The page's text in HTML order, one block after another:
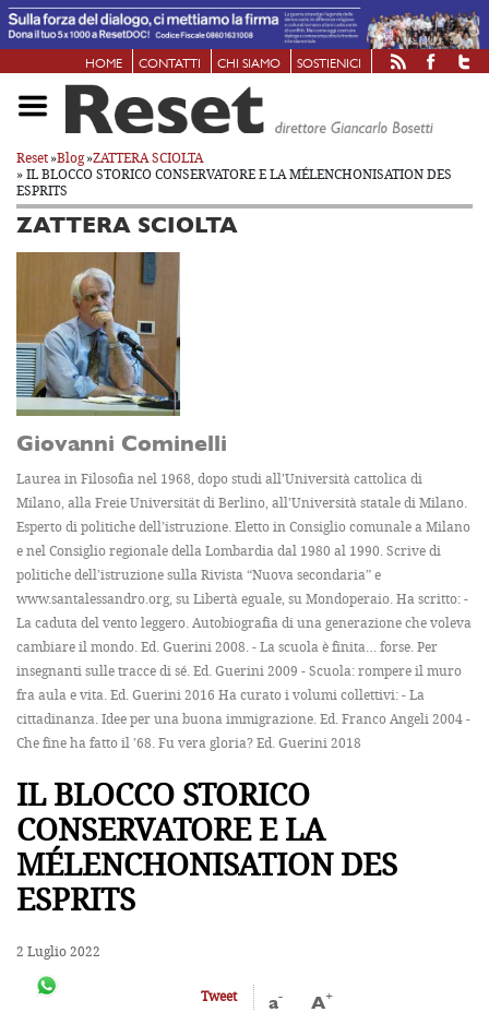
HOME CONTATTI CHI SIAMO SOSTIENICI
Reset»Blog»ZATTERA SCIOLTA
» IL BLOCCO STORICO CONSERVATORE E LA MÉLENCHONISATION DES
ESPRITS
ZATTERA SCIOLTA
Giovanni Cominelli
Laurea in Filosofia nel 1968, dopo studi all'Università cattolica di
Milano, alla Freie Universität di Berlino, all'Università statale di Milano.
Esperto di politiche dell’istruzione. Eletto in Consiglio comunale a Milano
e nel Consiglio regionale della Lombardia dal 1980 al 1990. Scrive di
politiche dell’istruzione sulla Rivista “Nuova secondaria” e
www.santalessandro.org, su Libertà eguale, su Mondoperaio. Ha scritto: -
La caduta del vento leggero. Autobiografia di una generazione che voleva
cambiare il mondo. Ed. Guerini 2008. - La scuola è finita… forse. Per
insegnanti sulle tracce di sé. Ed. Guerini 2009 - Scuola: rompere il muro
fra aula e vita. Ed. Guerini 2016 Ha curato i volumi collettivi: - La
cittadinanza. Idee per una buona immigrazione. Ed. Franco Angeli 2004 -
Che fine ha fatto il ’68. Fu vera gloria? Ed. Guerini 2018
IL BLOCCO STORICO
CONSERVATORE E LA
MÉLENCHONISATION DES
ESPRITS
2 Luglio 2022
Tweet a- A+